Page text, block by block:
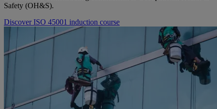
Safety (OH&S).
Discover ISO 45001 induction course